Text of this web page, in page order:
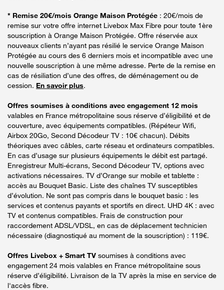
* Remise 20€/mois Orange Maison Protégée : 20€/mois de
remise sur votre offre internet Livebox Max Fibre pour toute 1ère
souscription à Orange Maison Protégée. Offre réservée aux
nouveaux clients n’ayant pas résilié le service Orange Maison
Protégée au cours des 6 derniers mois et incompatible avec une
nouvelle souscription à une même adresse. Perte de la remise en
cas de résiliation d’une des offres, de déménagement ou de
cession. En savoir plus.
Offres soumises à conditions avec engagement 12 mois
valables en France métropolitaine sous réserve d’éligibilité et de
couverture, avec équipements compatibles. (Répéteur Wifi,
Airbox 20Go, Second Décodeur TV : 10€ chacun). Débits
théoriques avec câbles, carte réseau et ordinateurs compatibles.
En cas d’usage sur plusieurs équipements le débit est partagé.
Enregistreur Multi-écrans, Second Décodeur TV, options avec
activations nécessaires. TV d’Orange sur mobile et tablette :
accès au Bouquet Basic. Liste des chaînes TV susceptibles
d’évolution. Ne sont pas compris dans le bouquet basic : les
services et contenus payants et sportifs en direct. UHD 4K : avec
TV et contenus compatibles. Frais de construction pour
raccordement ADSL/VDSL, en cas de déplacement technicien
nécessaire (diagnostiqué au moment de la souscription) : 119€.
Offres Livebox + Smart TV soumises à conditions avec
engagement 24 mois valables en France métropolitaine sous
réserve d’éligibilité. Livraison de la TV après la mise en service de
l'accès fibre.